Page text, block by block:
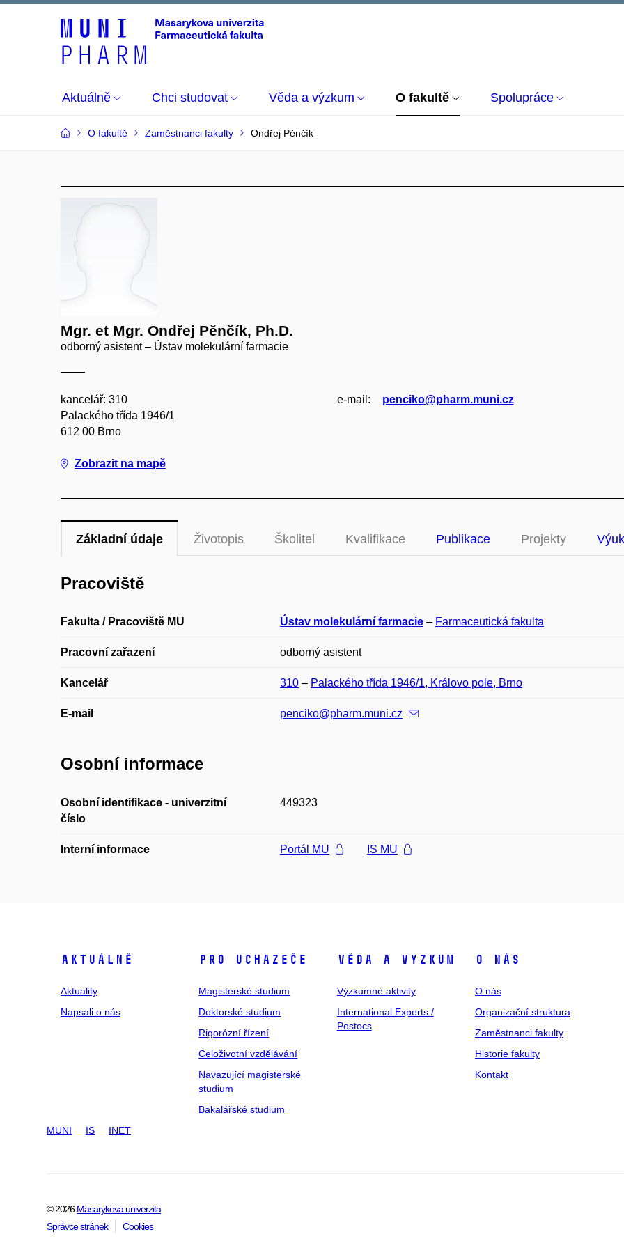
Aktuálně Chci studovat Věda a výzkum O fakultě Spolupráce
O fakultě Zaměstnanci fakulty Ondřej Pěnčík
Mgr. et Mgr. Ondřej Pěnčík, Ph.D.
odborný asistent – Ústav molekulární farmacie
kancelář: 310
Palackého třída 1946/1
612 00 Brno
Zobrazit na mapě
e‑mail: penciko@pharm.muni.cz
Základní údaje Životopis Školitel Kvalifikace Publikace Projekty
Pracoviště
Fakulta / Pracoviště MU Ústav molekulární farmacie – Farmaceutická fakulta
Pracovní zařazení odborný asistent
Kancelář 310 – Palackého třída 1946/1, Královo pole, Brno
E-mail penciko@pharm.muni.cz
Osobní informace
Osobní identifikace - univerzitní
číslo
449323
Interní informace Portál MU IS MU
Aktuálně
Aktuality
Napsali o nás
Pro uchazeče
Magisterské studium
Doktorské studium
Rigorózní řízení
Celoživotní vzdělávání
Navazující magisterské
studium
Bakalářské studium
Věda a výzkum
Výzkumné aktivity
International Experts /
Postocs
O nás
O nás
Organizační struktura
Zaměstnanci fakulty
Historie fakulty
Kontakt
MUNI IS INET
© 2026Masarykova univerzita
Správce stránek
Cookies